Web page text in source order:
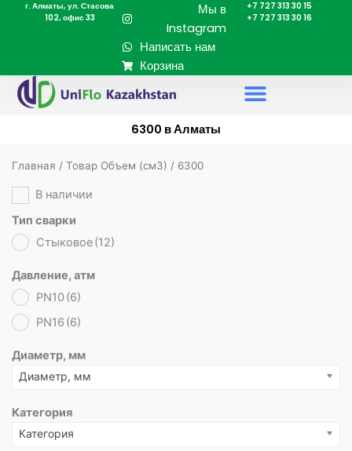
Перейтиг. Алматы, ул. Стасова
102, офис 33
Мы в
Instagram
Написать нам
Корзина
+7 727 313 30 15
+7 727 313 30 16
6300 в Алматы
Главная / Товар Объем (cм3) / 6300
В наличии
Тип сварки
Стыковое(12)
Давление, атм
PN10(6)
PN16 (6)
Диаметр, мм
Диаметр, мм
Категория
Категория